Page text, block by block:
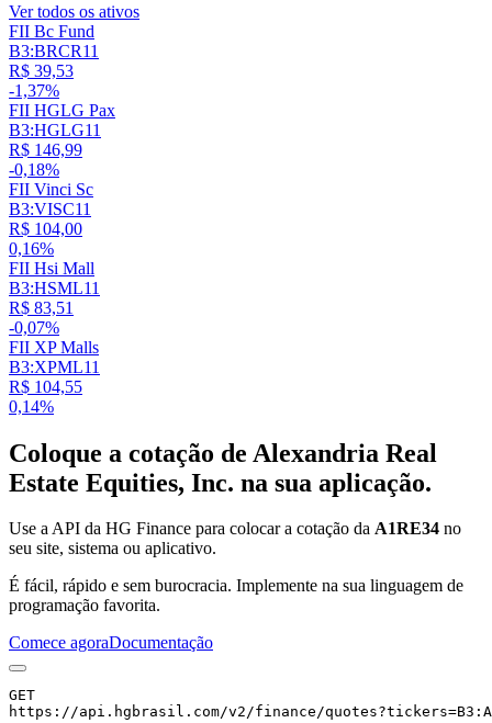
Ver todos os ativos
FII Bc Fund
B3:BRCR11
R$ 39,53
-1,37%
FII HGLG Pax
B3:HGLG11
R$ 146,99
-0,18%
FII Vinci Sc
B3:VISC11
R$ 104,00
0,16%
FII Hsi Mall
B3:HSML11
R$ 83,51
-0,07%
FII XP Malls
B3:XPML11
R$ 104,55
0,14%
Coloque a cotação de Alexandria Real
Estate Equities, Inc. na sua aplicação.
Use a API da HG Finance para colocar a cotação da A1RE34 no
seu site, sistema ou aplicativo.
É fácil, rápido e sem burocracia. Implemente na sua linguagem de
programação favorita.
Comece agoraDocumentação
GET
https://api.hgbrasil.com/v2/finance/quotes?tickers=